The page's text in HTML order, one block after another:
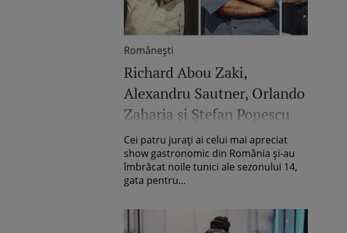
Româneşti
Richard Abou Zaki,
Alexandru Sautner, Orlando
Zaharia și Ștefan Popescu
și-au ascuțit cuțitele pentru
o nouă întrecere la Chefi la
Cuțite
Cei patru jurați ai celui mai apreciat
show gastronomic din România și-au
îmbrăcat noile tunici ale sezonului 14,
gata pentru...